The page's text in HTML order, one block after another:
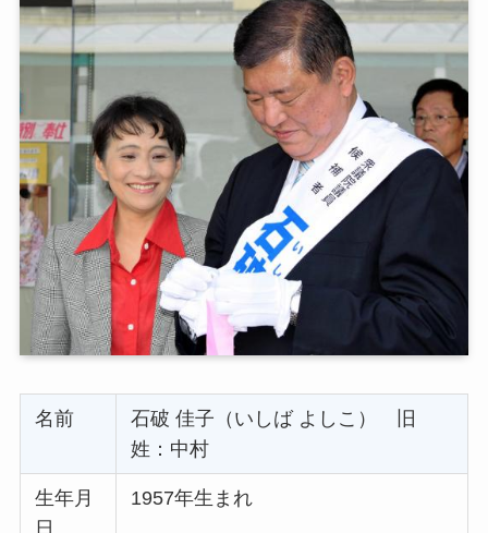
名前
石破 佳子（いしば よしこ） 旧
姓：中村
生年月
1957年生まれ